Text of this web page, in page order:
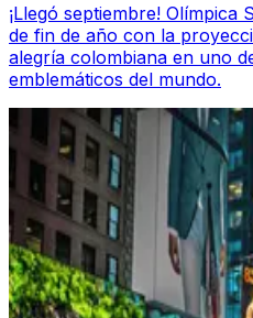
¡Llegó septiembre! Olímpica
de fin de año con la
alegría colombiana en uno
emblemáticos del mundo.